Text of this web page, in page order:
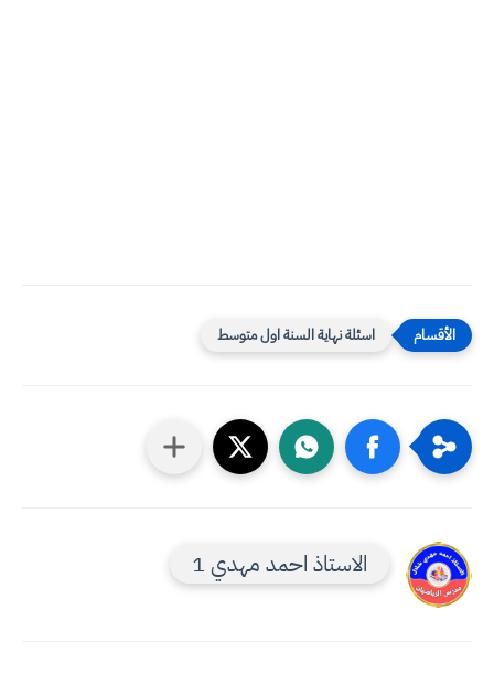
اسئلة نهاية السنة اول متوسط
الاستاذ احمد مهدي 1